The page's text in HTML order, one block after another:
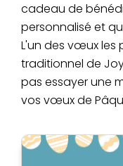
cadeau de
personnalisé et
L'un des vœux les
traditionnel de
pas essayer une
vos vœux de